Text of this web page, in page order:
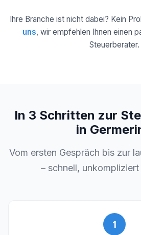
Ihre Branche ist nicht dabei? Kein
uns, wir empfehlen Ihnen einen
Steuerberater.
In 3 Schritten zur
in
Vom ersten Gespräch bis zur
– schnell,
1